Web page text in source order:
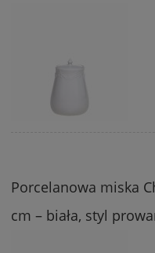
Porcelanowa miska
cm – biała, styl